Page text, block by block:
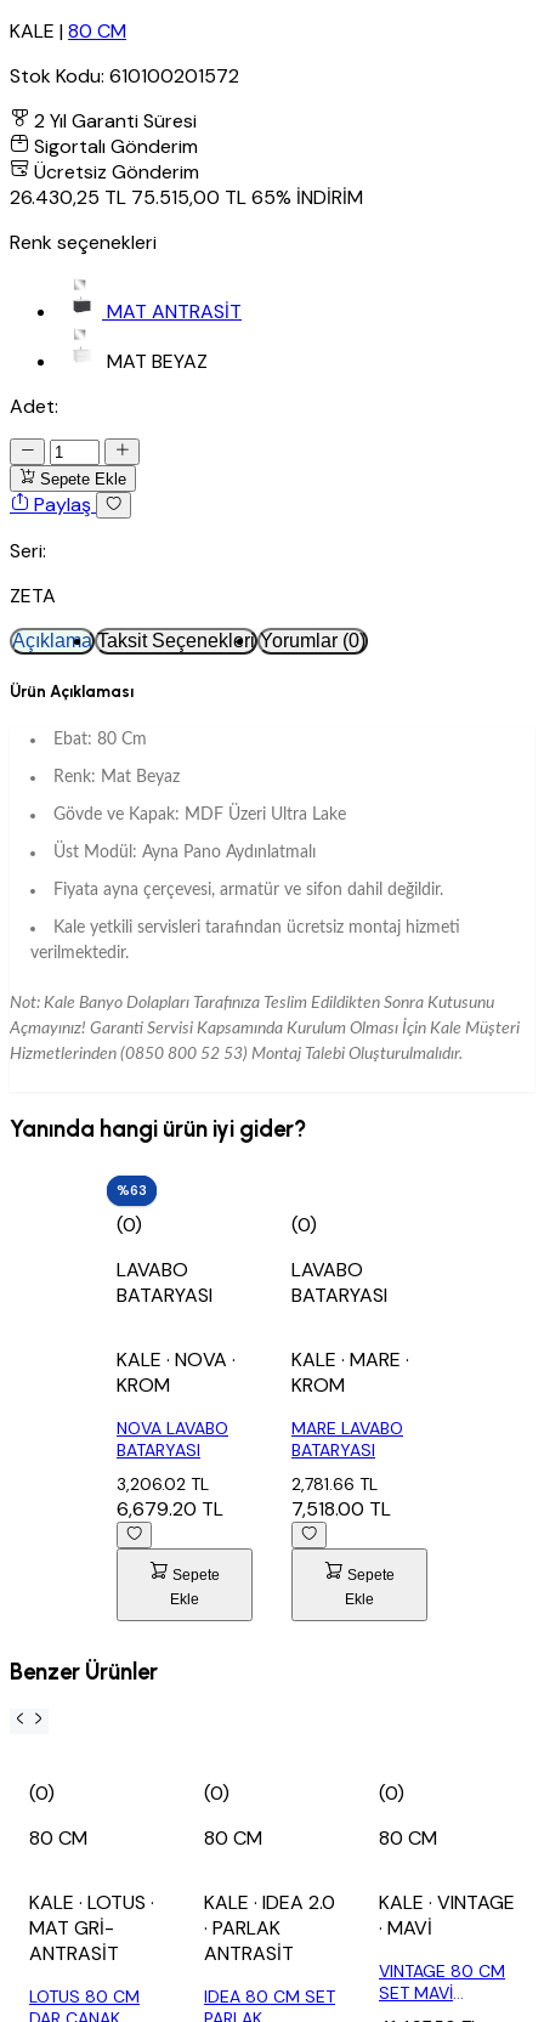
KALE |80 CM
Stok Kodu: 610100201572
2 Yıl Garanti Süresi
Sigortalı Gönderim
Ücretsiz Gönderim
26.430,25 TL 75.515,00 TL65% İNDİRİM
Renk seçenekleri
MAT ANTRASİT
MAT BEYAZ
Adet:
Sepete Ekle
Paylaş
Seri:
ZETA
Açıklama Taksit Seçenekleri Yorumlar (0)
Ürün Açıklaması
Ebat: 80 Cm
Renk: Mat Beyaz
Gövde ve Kapak: MDF Üzeri Ultra Lake
Üst Modül: Ayna Pano Aydınlatmalı
Fiyata ayna çerçevesi, armatür ve sifon dahil değildir.
Kale yetkili servisleri tarafından ücretsiz montaj hizmeti
verilmektedir.
Not: Kale Banyo Dolapları Tarafınıza Teslim Edildikten Sonra Kutusunu
Açmayınız! Garanti Servisi Kapsamında Kurulum Olması İçin Kale Müşteri
Hizmetlerinden (0850 800 52 53) Montaj Talebi Oluşturulmalıdır.
Yanında hangi ürün iyi gider?
%52
(0)
LAVABO
BATARYASI
KALE · NOVA ·
KROM
NOVA LAVABO
BATARYASI
3,206.02 TL
6,679.20 TL
Sepete
Ekle
%63
(0)
LAVABO
BATARYASI
KALE · MARE ·
KROM
MARE LAVABO
BATARYASI
2,781.66 TL
7,518.00 TL
Sepete
Ekle
Benzer Ürünler
(0)
80 CM
KALE · LOTUS ·
MAT GRİ-
ANTRASİT
LOTUS 80 CM
(0)
80 CM
KALE · IDEA 2.0
· PARLAK
ANTRASİT
IDEA 80 CM SET
(0)
80 CM
KALE · VINTAGE
· MAVİ
VINTAGE 80 CM
SET MAVİ